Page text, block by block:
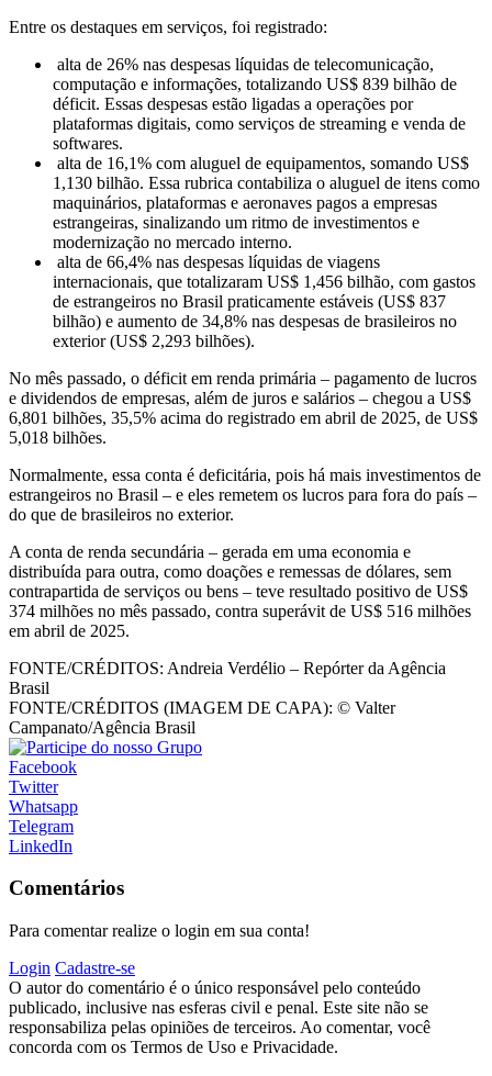
Entre os destaques em serviços, foi registrado:
alta de 26% nas despesas líquidas de telecomunicação,
computação e informações, totalizando US$ 839 bilhão de
déficit. Essas despesas estão ligadas a operações por
plataformas digitais, como serviços de streaming e venda de
softwares.
alta de 16,1% com aluguel de equipamentos, somando US$
1,130 bilhão. Essa rubrica contabiliza o aluguel de itens como
maquinários, plataformas e aeronaves pagos a empresas
estrangeiras, sinalizando um ritmo de investimentos e
modernização no mercado interno.
alta de 66,4% nas despesas líquidas de viagens
internacionais, que totalizaram US$ 1,456 bilhão, com gastos
de estrangeiros no Brasil praticamente estáveis (US$ 837
bilhão) e aumento de 34,8% nas despesas de brasileiros no
exterior (US$ 2,293 bilhões).
No mês passado, o déficit em renda primária – pagamento de lucros
e dividendos de empresas, além de juros e salários – chegou a US$
6,801 bilhões, 35,5% acima do registrado em abril de 2025, de US$
5,018 bilhões.
Normalmente, essa conta é deficitária, pois há mais investimentos de
estrangeiros no Brasil – e eles remetem os lucros para fora do país –
do que de brasileiros no exterior.
A conta de renda secundária – gerada em uma economia e
distribuída para outra, como doações e remessas de dólares, sem
contrapartida de serviços ou bens – teve resultado positivo de US$
374 milhões no mês passado, contra superávit de US$ 516 milhões
em abril de 2025.
FONTE/CRÉDITOS: Andreia Verdélio – Repórter da Agência
Brasil
FONTE/CRÉDITOS (IMAGEM DE CAPA): © Valter
Campanato/Agência Brasil
Facebook
Twitter
Whatsapp
Telegram
LinkedIn
Comentários
Para comentar realize o login em sua conta!
Login Cadastre-se
O autor do comentário é o único responsável pelo conteúdo
publicado, inclusive nas esferas civil e penal. Este site não se
responsabiliza pelas opiniões de terceiros. Ao comentar, você
concorda com os Termos de Uso e Privacidade.